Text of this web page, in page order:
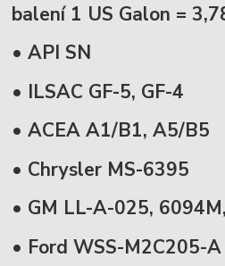
balení 1 US Galon =
• API SN
• ILSAC GF-5, GF-4
• ACEA A1/B1, A5/B5
• Chrysler MS-6395
• GM LL-A-025,
• Ford WSS-M2C205-A